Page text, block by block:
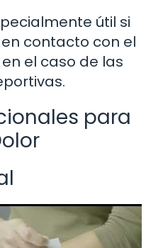
útil si
contacto con el
el caso de las
para